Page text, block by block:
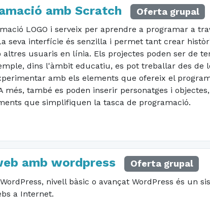
amb Scratch Oferta grupal
LOGO i serveix per aprendre a programar a
seva interfície és senzilla i permet tant crear
usuaris en línia. Els projectes poden ser de
dins l'àmbit educatiu, es pot treballar des de
amb els elements que ofereix el
més, també es poden inserir personatges i
que simplifiquen la tasca de programació.
amb wordpress Oferta grupal
nivell bàsic o avançat WordPress és un
a Internet.